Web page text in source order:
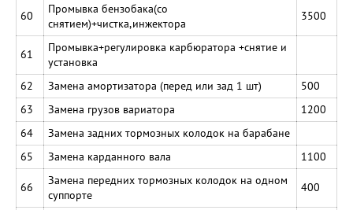
60
Промывка бензобака(со
снятием)+чистка,инжектора
3500
61
Промывка+регулировка карбюратора +снятие и
установка
62
Замена амортизатора (перед или зад 1 шт)
500
63
Замена грузов вариатора
1200
64
Замена задних тормозных колодок на барабане
65
Замена карданного вала 1100
66
Замена передних тормозных колодок на одном
суппорте
400